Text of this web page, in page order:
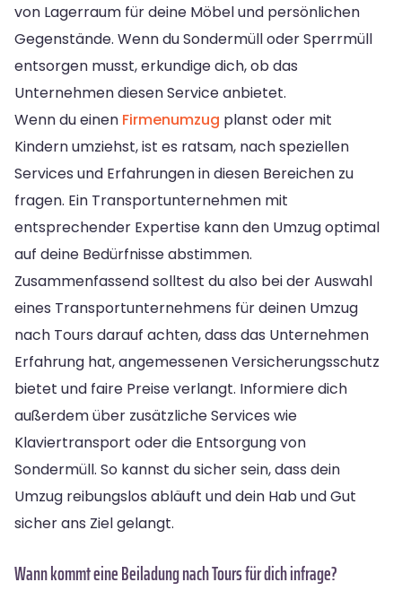
von Lagerraum für deine Möbel und persönlichen
Gegenstände. Wenn du Sondermüll oder Sperrmüll
entsorgen musst, erkundige dich, ob das
Unternehmen diesen Service anbietet.
Wenn du einen Firmenumzug planst oder mit
Kindern umziehst, ist es ratsam, nach speziellen
Services und Erfahrungen in diesen Bereichen zu
fragen. Ein Transportunternehmen mit
entsprechender Expertise kann den Umzug optimal
auf deine Bedürfnisse abstimmen.
Zusammenfassend solltest du also bei der Auswahl
eines Transportunternehmens für deinen Umzug
nach Tours darauf achten, dass das Unternehmen
Erfahrung hat, angemessenen Versicherungsschutz
bietet und faire Preise verlangt. Informiere dich
außerdem über zusätzliche Services wie
Klaviertransport oder die Entsorgung von
Sondermüll. So kannst du sicher sein, dass dein
Umzug reibungslos abläuft und dein Hab und Gut
sicher ans Ziel gelangt.
Wann kommt eine Beiladung nach Tours für dich infrage?